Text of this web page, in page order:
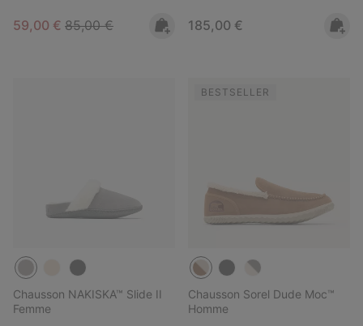
Sale price:
59,00 € Regular price:
85,00 € Regular price:
185,00 €
Chausson NAKISKA™ Slide II
Femme
BESTSELLER
Chausson Sorel Dude Moc™
Homme